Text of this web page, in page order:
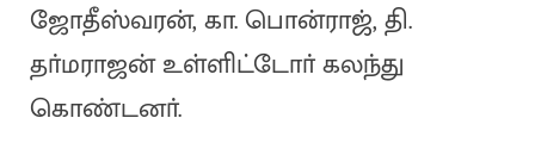
ஜோதீஸ்வரன், கா. பொன்ராஜ், தி.
தா்மராஜன் உள்ளிட்டோா் கலந்து
கொண்டனா்.